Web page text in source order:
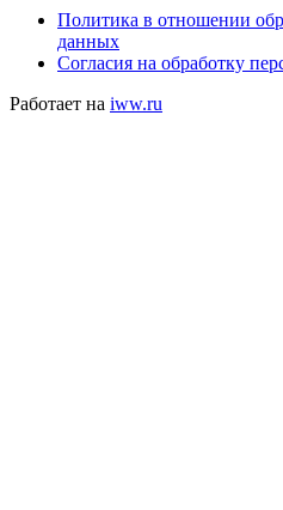
Политика в отношении
данных
Согласия на обработку
Работает на iww.ru